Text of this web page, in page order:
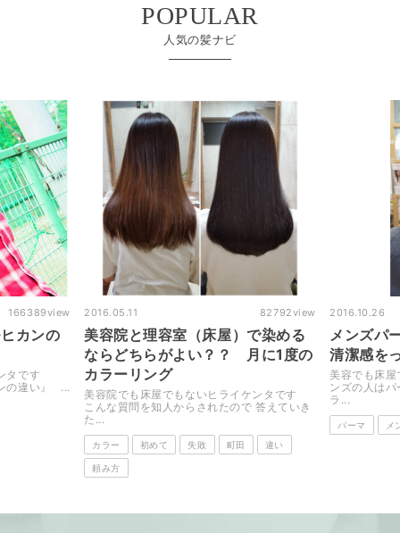
POPULAR
人気の髪ナビ
82792view
染める
ンタです
2016.10.26 68224view
メンズパーマ１ヶ月後にカットで
清潔感をっ！！
美容でも床屋でもないヒライケンタです メ
ンズの人はパーマが多い 最近のメンズは【カ
ラ...
パーマ
2016.07.09
ヘアカラ
センチま
屋
美容でも床
ーズン的に
が...